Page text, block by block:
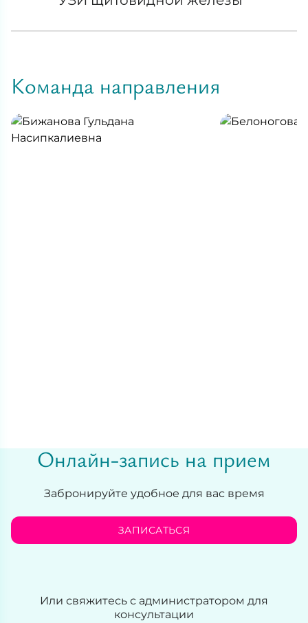
Команда направления
СТАЖ 10 ЛЕТ
Онлайн-запись на прием
Забронируйте удобное для вас время
ЗАПИСАТЬСЯ
Или свяжитесь с администратором для
консультации